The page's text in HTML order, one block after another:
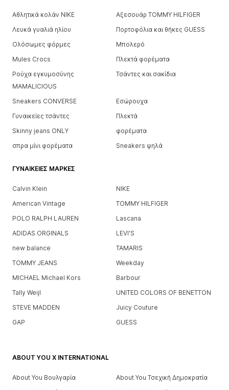
Αθλητικά κολάν NIKE
Αξεσουάρ TOMMY HILFIGER
Λευκά γυαλιά ηλίου
Πορτοφόλια και θήκες GUESS
Ολόσωμες φόρμες
Μπολερό
Mules Crocs
Πλεκτά φορέματα
Ρούχα εγκυμοσύνης
MAMALICIOUS
Τσάντες και σακίδια
Sneakers CONVERSE
Εσώρουχα
Γυναικείες τσάντες
Πλεκτά
Skinny jeans ONLY
φορέματα
σπρα μίνι φορέματα
Sneakers ψηλά
ΓΥΝΑΙΚΕΊΕΣ ΜΆΡΚΕΣ
Calvin Klein
NIKE
American Vintage
TOMMY HILFIGER
POLO RALPH LAUREN
Lascana
ADIDAS ORGINALS
LEVI'S
new balance
TAMARIS
TOMMY JEANS
Weekday
MICHAEL Michael Kors
Barbour
Tally Weijl
UNITED COLORS OF BENETTON
STEVE MADDEN
Juicy Couture
GAP
GUESS
ABOUT YOU X INTERNATIONAL
About You Βουλγαρία
About You Τσεχική Δημοκρατία